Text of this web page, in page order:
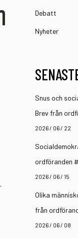
Debatt
Nyheter
Snus och
Brev från
2026 / 06 / 22
ordföranden
2026 / 06 / 15
Olika
från
2026 / 06 / 08